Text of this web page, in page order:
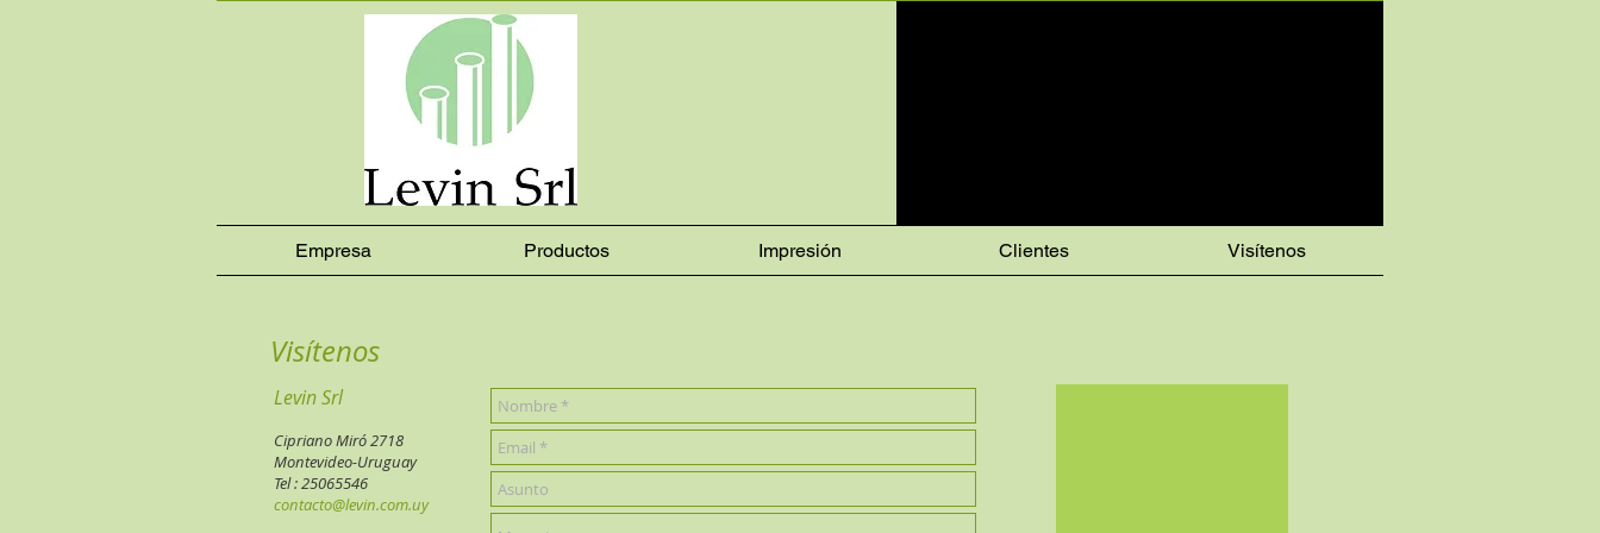
Empresa Productos Impresión Clientes Visítenos
Visítenos
Levin Srl
Cipriano Miró 2718
Montevideo-Uruguay
Tel : 25065546
contacto@levin.com.uy